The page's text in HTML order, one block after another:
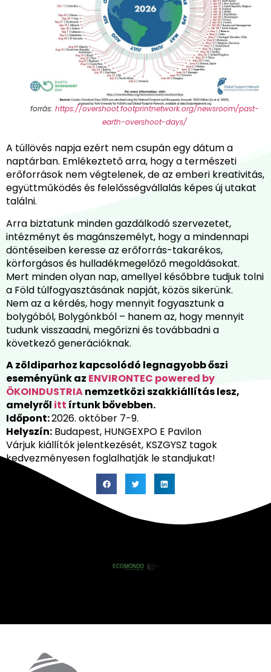
forrás: https://overshoot.footprintnetwork.org/newsroom/past-
earth-overshoot-days/
A túllövés napja ezért nem csupán egy dátum a
naptárban. Emlékeztető arra, hogy a természeti
erőforrások nem végtelenek, de az emberi kreativitás,
együttműködés és felelősségvállalás képes új utakat
találni.
Arra biztatunk minden gazdálkodó szervezetet,
intézményt és magánszemélyt, hogy a mindennapi
döntéseiben keresse az erőforrás-takarékos,
körforgásos és hulladékmegelőző megoldásokat.
Mert minden olyan nap, amellyel későbbre tudjuk tolni
a Föld túlfogyasztásának napját, közös sikerünk.
Nem az a kérdés, hogy mennyit fogyasztunk a
bolygóból, Bolygónkból – hanem az, hogy mennyit
tudunk visszaadni, megőrizni és továbbadni a
következő generációknak.
A zöldiparhoz kapcsolódó legnagyobb őszi
eseményünk az ENVIRONTEC powered by
ÖKOINDUSTRIAnemzetközi szakkiállítás lesz,
amelyről itt írtunk bővebben.
Időpont:2026. október 7-9.
Helyszín: Budapest, HUNGEXPO E Pavilon
Várjuk kiállítók jelentkezését, KSZGYSZ tagok
kedvezményesen foglalhatják le standjukat!